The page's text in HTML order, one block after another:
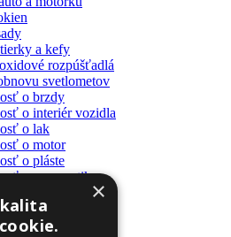
a kefy
rozpúšťadlá
svetlometov
o brzdy
o interiér vozidla
o lak
o motor
o pláste
o pneumatiky
×